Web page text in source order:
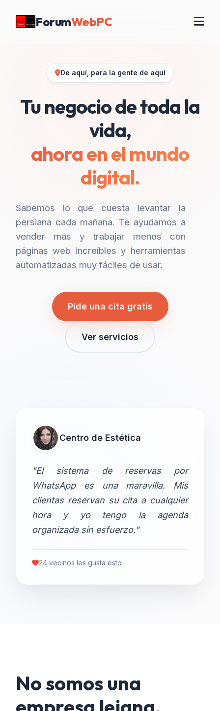
ForumWebPC
De aquí, para la gente de aquí
Tu negocio de toda la
vida,
ahora en el mundo
digital.
Sabemos lo que cuesta levantar la
persiana cada mañana. Te ayudamos a
vender más y trabajar menos con
páginas web increíbles y herramientas
automatizadas muy fáciles de usar.
Pide una cita gratis
Ver servicios
Centro de Estética
"El sistema de reservas por
WhatsApp es una maravilla. Mis
clientas reservan su cita a cualquier
hora y yo tengo la agenda
organizada sin esfuerzo."
24 vecinos les gusta esto
No somos una